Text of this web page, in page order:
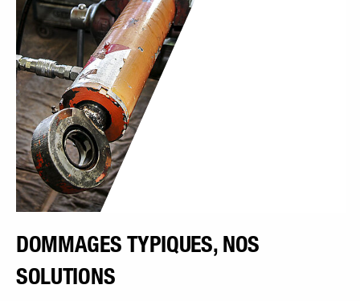
DOMMAGES TYPIQUES, NOS
SOLUTIONS